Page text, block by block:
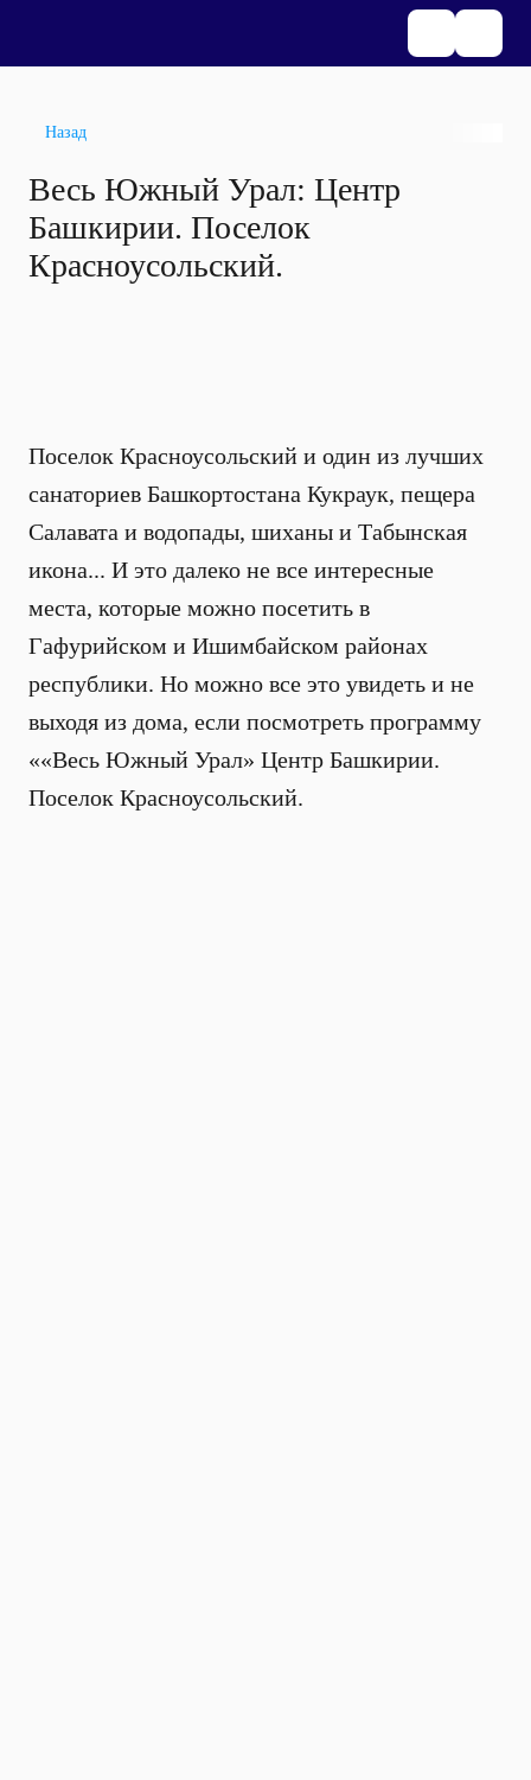
Назад
Весь Южный Урал: Центр
Башкирии. Поселок
Красноусольский.
Поселок Красноусольский и один из лучших
санаториев Башкортостана Кукраук, пещера
Салавата и водопады, шиханы и Табынская
икона... И это далеко не все интересные
места, которые можно посетить в
Гафурийском и Ишимбайском районах
республики. Но можно все это увидеть и не
выходя из дома, если посмотреть программу
««Весь Южный Урал» Центр Башкирии.
Поселок Красноусольский.